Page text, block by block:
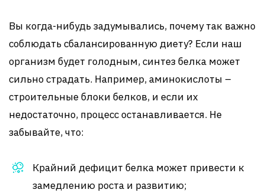
Вы когда-нибудь задумывались, почему так важно
соблюдать сбалансированную диету? Если наш
организм будет голодным, синтез белка может
сильно страдать. Например, аминокислоты –
строительные блоки белков, и если их
недостаточно, процесс останавливается. Не
забывайте, что:
Крайний дефицит белка может привести к
замедлению роста и развитию;